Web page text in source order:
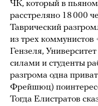
ЧК, который в
расстреляно 18 000
Таврический
из трех
Гензеля,
силами и студенты
разгрома одна
Фрейшюц)
Тогда Елистратов